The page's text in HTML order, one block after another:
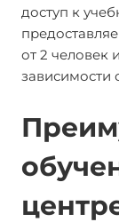
доступ к
от 2 человек
зависимости